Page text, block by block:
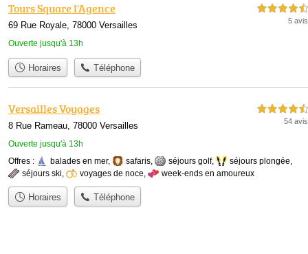
Tours Square l'Agence
69 Rue Royale, 78000 Versailles
Ouverte jusqu'à 13h
4,5 étoiles sur 5
5 avis
Horaires Téléphone
Versailles Voyages
8 Rue Rameau, 78000 Versailles
Ouverte jusqu'à 13h
4,5 étoiles sur 5
54 avis
Offres : balades en mer, safaris, séjours golf, séjours plongée,
séjours ski, voyages de noce, week-ends en amoureux
Horaires Téléphone